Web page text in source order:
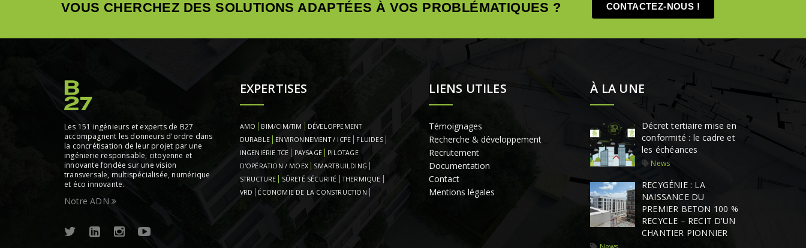
VOUS CHERCHEZ DES SOLUTIONS ADAPTÉES À VOS PROBLÉMATIQUES ? CONTACTEZ-NOUS !
Les 151 ingénieurs et experts de B27
accompagnent les donneurs d'ordre dans
la concrétisation de leur projet par une
ingénierie responsable, citoyenne et
innovante fondée sur une vision
transversale, multispécialisée, numérique
et éco innovante.
Notre ADN
EXPERTISES
AMO BIM/CIM/TIM
DÉVELOPPEMENT
DURABLE
ENVIRONNEMENT / ICPE
FLUIDES
INGENIERIE TCE
PAYSAGE
PILOTAGE
D'OPÉRATION / MOEX
SMARTBUILDING
STRUCTURE
SÛRETÉ SÉCURITÉ
THERMIQUE
VRD
ÉCONOMIE DE LA CONSTRUCTION
LIENS UTILES
Témoignages
Recherche & développement
Recrutement
Documentation
Contact
Mentions légales
À LA UNE
Décret tertiaire mise en
conformité : le cadre et
les échéances
News
RECYGÉNIE : LA
NAISSANCE DU
PREMIER BETON 100 %
RECYCLE – RECIT D’UN
CHANTIER PIONNIER